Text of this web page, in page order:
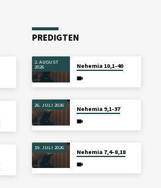
PREDIGTEN
2. AUGUST
2026 Nehemia 10,1-40
26. JULI 2026
Nehemia 9,1-37
19. JULI 2026
Nehemia 7,4–8,18